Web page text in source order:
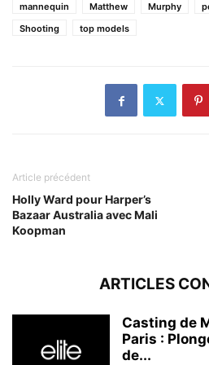
mannequin
Matthew Murphy
Shooting
top models
Article précédent
Holly Ward pour Harper’s
Bazaar Australia avec Mali
Koopman
ARTICLES
Casting de
Paris :
de...